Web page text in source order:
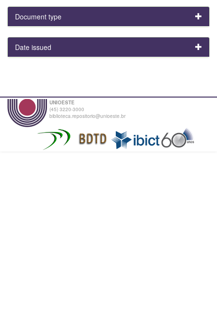
Document type
Date issued
UNIOESTE
(45) 3220-3000
biblioteca.repositorio@unioeste.br